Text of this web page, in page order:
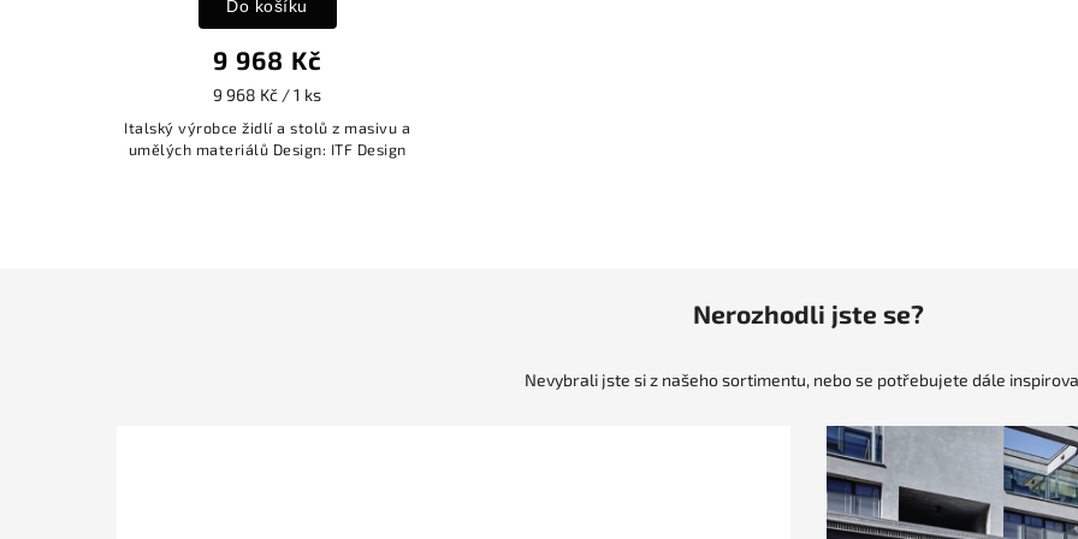
9 968 Kč
9 968 Kč / 1 ks
Do košíku
Italský výrobce židlí a stolů z masivu a
umělých materiálů Design: ITF Design
Nerozhodli jste se?
Nevybrali jste si z našeho sortimentu, nebo se potřebujete dále